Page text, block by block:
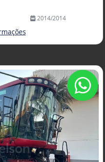
2014/2014